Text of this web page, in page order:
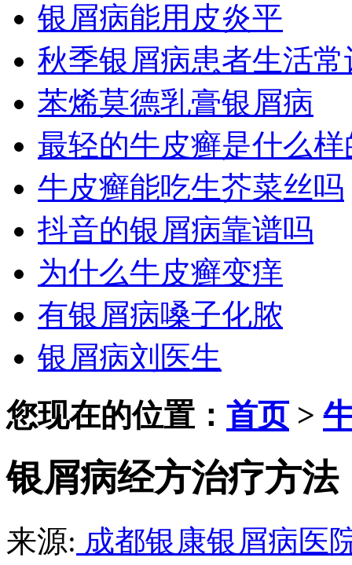
银屑病能用皮炎平
秋季银屑病患者生活常
苯烯莫德乳膏银屑病
最轻的牛皮癣是什么样
牛皮癣能吃生芥菜丝吗
抖音的银屑病靠谱吗
为什么牛皮癣变痒
有银屑病嗓子化脓
银屑病刘医生
您现在的位置： 首页>
银屑病经方治疗方法
来源: 成都银康银屑病医